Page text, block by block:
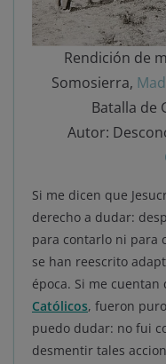
Rendición de
Somosierra,
Batalla de
Autor:
Si me dicen que
derecho a dudar:
para contarlo ni para
se han reescrito
época. Si me cuentan
Católicos, fueron
puedo dudar: no fui
desmentir tales